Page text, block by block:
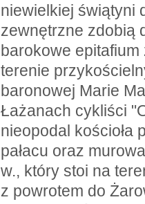
niewielkiej świątyni
zewnętrzne zdobią
barokowe
terenie
baronowej Marie
Łażanach cykliści
nieopodal kościoła
pałacu oraz
w., który stoi na
z powrotem do